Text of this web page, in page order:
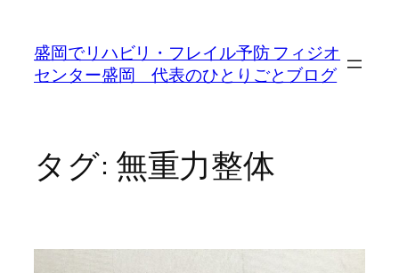
盛岡でリハビリ・フレイル予防 フィジオ
センター盛岡 代表のひとりごとブログ
タグ: 無重力整体